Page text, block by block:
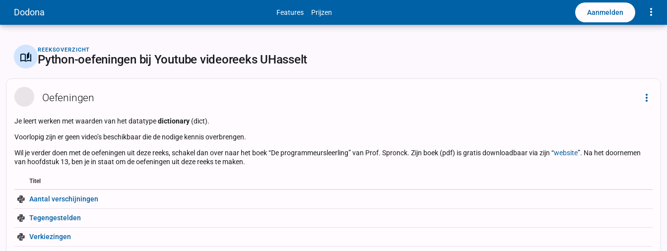
Dodona Features Prijzen Aanmelden
REEKSOVERZICHT
Python-oefeningen bij Youtube videoreeks UHasselt
Oefeningen
Je leert werken met waarden van het datatypedictionary (dict).
Voorlopig zijn er geen video’s beschikbaar die de nodige kennis overbrengen.
Wil je verder doen met de oefeningen uit deze reeks, schakel dan over naar het boek “De programmeursleerling” van Prof. Spronck. Zijn boek (pdf) is gratis downloadbaar via zijn “website”. Na het doornemen
van hoofdstuk 13, ben je in staat om de oefeningen uit deze reeks te maken.
Status
Status
Type
Titel
Aantal verschijningen
Tegengestelden
Verkiezingen